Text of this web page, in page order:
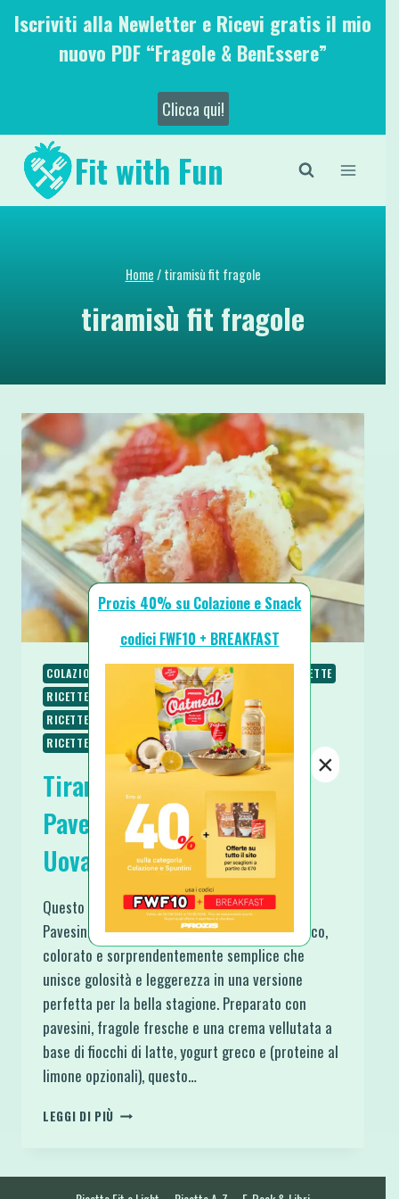
SaltaIscriviti alla Newletter e Ricevi gratis il mio
nuovo PDF “Fragole & BenEssere”
Clicca qui!
Fit with Fun
Home/ tiramisù fit fragole
tiramisù fit fragole
COLAZIONE PIATTI FREDDI PIATTI VELOCI
RICETTE
RICETTE DOLCI
RICETTE PROTEICHE
RICETTE SENZA BURRO
RICETTE SENZA COTTURA
RICETTE SENZA UOVA
RICETTE SENZA ZUCCHERO
Tiramisù alle Fragole con
Pavesini Proteico e Senza
Uova
Questo velocissimo Tiramisù alle Fragole con
Pavesini Proteico e Senza Uova è il dolce fresco,
colorato e sorprendentemente semplice che
unisce golosità e leggerezza in una versione
perfetta per la bella stagione. Preparato con
pavesini, fragole fresche e una crema vellutata a
base di fiocchi di latte, yogurt greco e (proteine al
limone opzionali), questo…
LEGGI DI PIÙ TIRAMISÙ
Prozis 40% su Colazione e Snack
codici FWF10 + BREAKFAST
×